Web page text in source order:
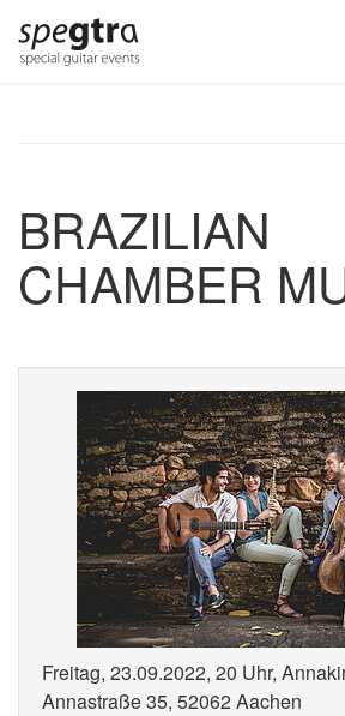
main
BRAZILIAN
CHAMBER
Freitag, 23.09.2022, 20 Uhr,
Annastraße 35, 52062 Aachen